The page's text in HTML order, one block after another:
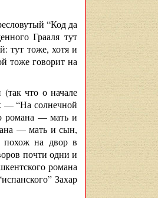
“Код да
Грааля тут
тут тоже, хотя и
тоже говорит на
что о начале
— “На солнечной
романа — мать и
— мать и сын,
похож на двор в
почти одни и
романа
Захар